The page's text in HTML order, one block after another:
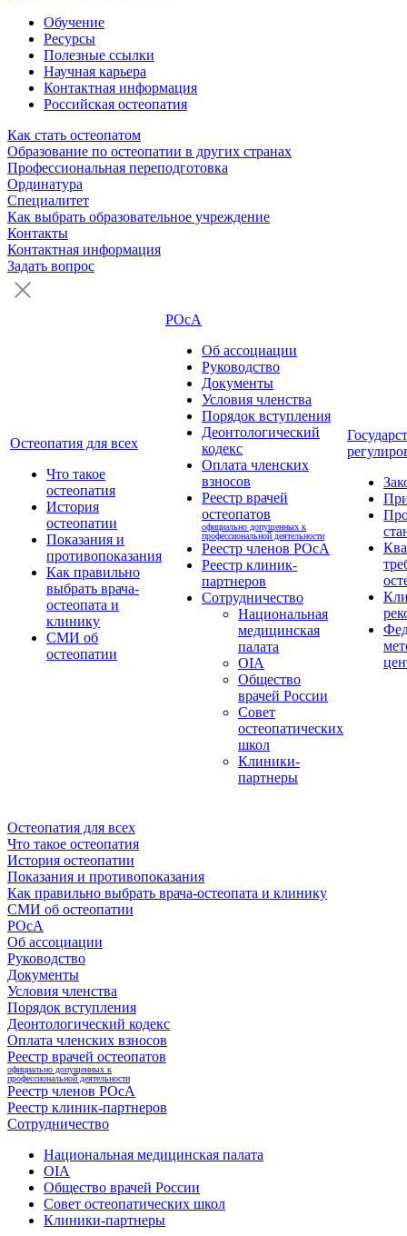
Обучение
Ресурсы
Полезные ссылки
Научная карьера
Контактная информация
Российская остеопатия
Как стать остеопатом
Образование по остеопатии в других странах
Профессиональная переподготовка
Ординатура
Специалитет
Как выбрать образовательное учреждение
Контакты
Контактная информация
Задать вопрос
Остеопатия для всех
Что такое
остеопатия
История
остеопатии
Показания и
противопоказания
Как правильно
выбрать врача-
остеопата и
клинику
СМИ об
остеопатии
РОсА
Об ассоциации
Руководство
Документы
Условия членства
Порядок вступления
Деонтологический
кодекс
Оплата членских
взносов
Реестр врачей
остеопатов
официально допущенных к
профессиональной деятельности
Реестр членов РОсА
Реестр клиник-
партнеров
Сотрудничество
Национальная
медицинская
палата
OIA
Общество
врачей России
Совет
остеопатических
школ
Клиники-
партнеры
Остеопатия для всех
Что такое остеопатия
История остеопатии
Показания и противопоказания
Как правильно выбрать врача-остеопата и клинику
СМИ об остеопатии
РОсА
Об ассоциации
Руководство
Документы
Условия членства
Порядок вступления
Деонтологический кодекс
Оплата членских взносов
Реестр врачей остеопатов
официально допущенных к
профессиональной деятельности
Реестр членов РОсА
Реестр клиник-партнеров
Сотрудничество
Национальная медицинская палата
OIA
Общество врачей России
Совет остеопатических школ
Клиники-партнеры